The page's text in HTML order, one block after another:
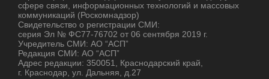
сфере связи, информационных технологий и массовых
коммуникаций (Роскомнадзор)
Свидетельство о регистрации СМИ:
серия Эл № ФС77-76702 от 06 сентября 2019 г.
Учредитель СМИ: АО “АСП”
Редакция СМИ: АО “АСП”
Адрес редакции: 350051, Краснодарский край,
г. Краснодар, ул. Дальняя, д.27